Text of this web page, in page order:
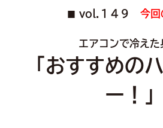
vol.１４９ 今回
エアコンで冷えた
「おすすめの
ー！」